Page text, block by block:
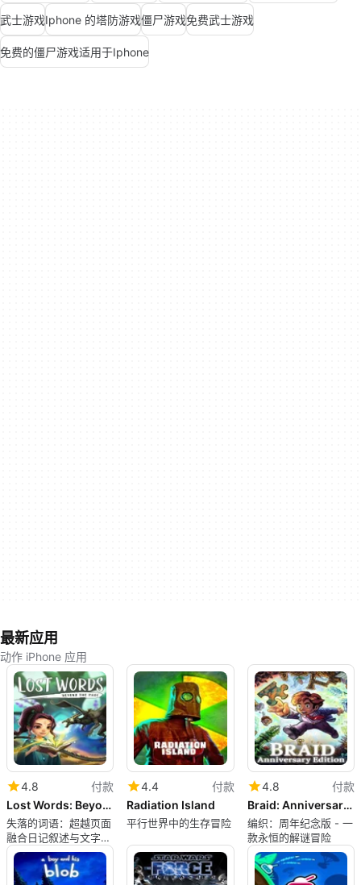
武士游戏Iphone 的塔防游戏僵尸游戏免费武士游戏
免费的僵尸游戏适用于Iphone
最新应用
动作 iPhone 应用
4.8
付款
Lost Words: Beyond the Page
失落的词语：超越页面
融合日记叙述与文字谜
题
4.4
付款
Radiation Island
平行世界中的生存冒险
4.8
付款
Braid: Anniversary Edition
编织：周年纪念版 - 一
款永恒的解谜冒险